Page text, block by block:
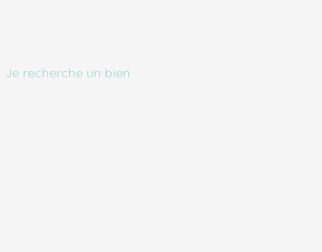
Je recherche un bien